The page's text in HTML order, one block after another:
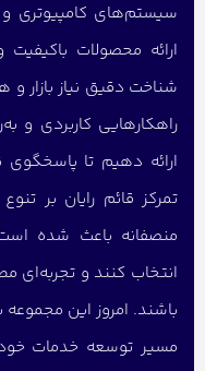
سیستم‌های کامپیوتری و
ارائه محصولات
شناخت دقیق نیاز بازار
راهکارهایی کاربردی و
ارائه دهیم تا پاسخگوی
تمرکز قائم رایان بر
منصفانه باعث شده است
انتخاب کنند و تجربه‌ای
باشند. امروز این
مسیر توسعه خدمات خود